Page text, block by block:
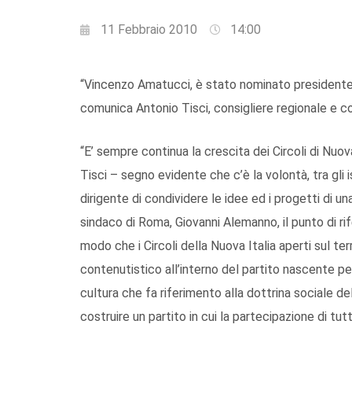
11 Febbraio 2010 14:00
“Vincenzo Amatucci, è stato nominato
comunica Antonio Tisci, consigliere regionale e
“E’ sempre continua la crescita dei Circoli di
Tisci – segno evidente che c’è la volontà, tra
dirigente di condividere le idee ed i progetti di
sindaco di Roma, Giovanni Alemanno, il punto di
modo che i Circoli della Nuova Italia aperti sul
contenutistico all’interno del partito nascente
cultura che fa riferimento alla dottrina sociale
costruire un partito in cui la partecipazione di